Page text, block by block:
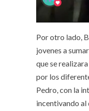
Por otro lado,
jovenes a
que se
por los
Pedro, con la
incentivando al